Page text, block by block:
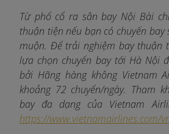
Từ phố cổ ra sân bay Nội Bài
thuận tiện nếu bạn có chuyến bay
muộn. Để trải nghiệm bay thuận
lựa chọn chuyến bay tới Hà Nội
bởi Hãng hàng không Vietnam
khoảng 72 chuyến/ngày. Tham
bay đa dạng của Vietnam
https://www.vietnamairlines.com/